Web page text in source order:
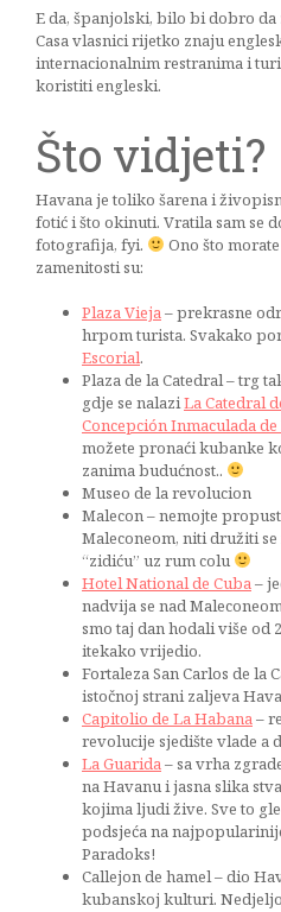
E da, španjolski, bilo bi dobro
Casa vlasnici rijetko znaju
internacionalnim restranima i
koristiti engleski.
Što vidjeti?
Havana je toliko šarena i
fotić i što okinuti. Vratila sam se
fotografija, fyi.
Ono što
zamenitosti su:
Plaza Vieja– prekrasne
hrpom turista. Svakako
Escorial.
Plaza de la Catedral – trg
gdje se nalaziLa Catedral
Concepción Inmaculada
možete pronaći kubanke
zanima budućnost..
Museo de la revolucion
Malecon – nemojte
Maleconeom, niti družiti
“zidiću” uz rum colu
Hotel National de Cuba–
nadvija se nad
smo taj dan hodali više od
itekako vrijedio.
Fortaleza San Carlos de la
istočnoj strani zaljeva
Capitolio de La Habana–
revolucije sjedište vlade a
La Guarida– sa vrha
na Havanu i jasna slika
kojima ljudi žive. Sve to
podsjeća na
Paradoks!
Callejon de hamel – dio
kubanskoj kulturi.